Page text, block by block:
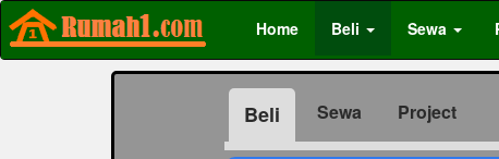
Home Beli Sewa
Beli Sewa Project